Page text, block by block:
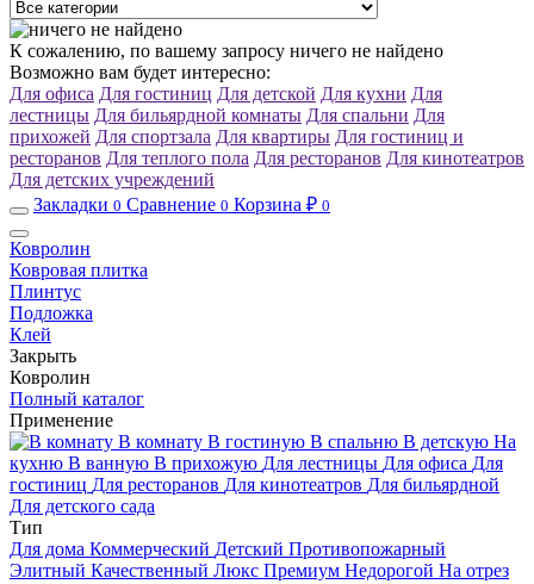
К сожалению, по вашему запросу ничего не найдено
Возможно вам будет интересно:
Для офиса Для гостиниц Для детской Для кухни Для
лестницы Для бильярдной комнаты Для спальни Для
прихожей Для спортзала Для квартиры Для гостиниц и
ресторанов Для теплого пола Для ресторанов Для кинотеатров
Для детских учреждений
Закладки 0 Сравнение 0 Корзина ₽ 0
Ковролин
Ковровая плитка
Плинтус
Подложка
Клей
Закрыть
Ковролин
Полный каталог
Применение
В комнату В гостиную В спальню В детскую На
кухню В ванную В прихожую Для лестницы Для офиса Для
гостиниц Для ресторанов Для кинотеатров Для бильярдной
Для детского сада
Тип
Для дома Коммерческий Детский Противопожарный
Элитный Качественный Люкс Премиум Недорогой На отрез